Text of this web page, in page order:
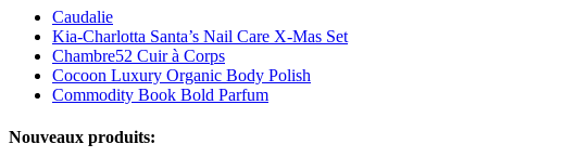
Caudalie
Kia-Charlotta Santa’s Nail Care X-Mas Set
Chambre52 Cuir à Corps
Cocoon Luxury Organic Body Polish
Commodity Book Bold Parfum
Nouveaux produits: